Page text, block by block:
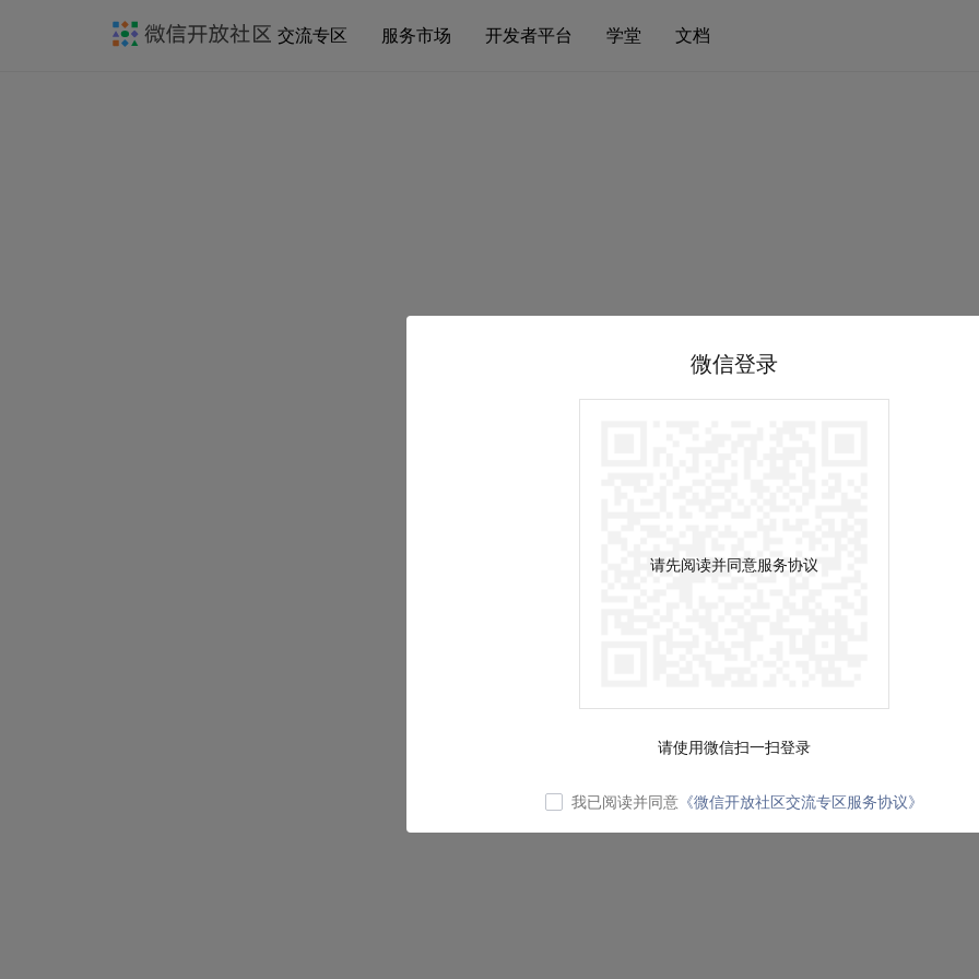
交流专区 服务市场 开发者平台 学堂 文档
微信登录
请先阅读并同意服务协议
请使用微信扫一扫登录
我已阅读并同意 《微信开放社区交流专区服务协议》